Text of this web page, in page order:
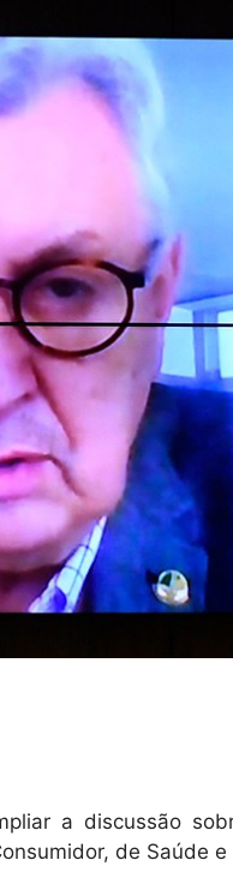
a discussão
de Saúde e